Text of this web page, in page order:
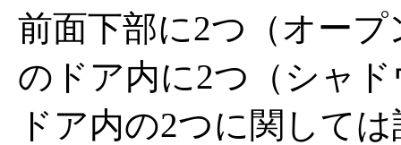
前面下部に2つ（オー
のドア内に2つ（シャ
ドア内の2つに関して